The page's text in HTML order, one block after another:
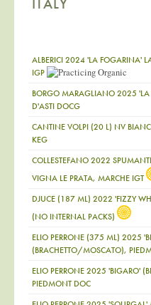
ITALY
ALBERICI 2024 'LA FOGARINA'
IGP
BORGO MARAGLIANO 2025 'LA
D'ASTI DOCG
CANTINE VOLPI (20 L) NV
KEG
COLLESTEFANO 2022
VIGNA LE PRATA, MARCHE IGT
DJUCE (187 ML) 2022 'FIZZY
(NO INTERNAL PACKS)
ELIO PERRONE (375 ML) 2025
(BRACHETTO/MOSCATO),
ELIO PERRONE 2025 'BIGARO'
PIEDMONT DOC